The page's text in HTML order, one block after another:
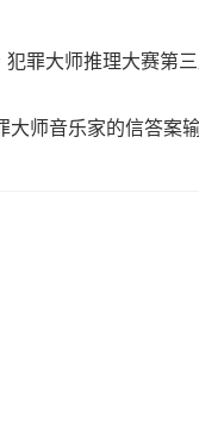
罪大师推理大赛第
大师音乐家的信答案